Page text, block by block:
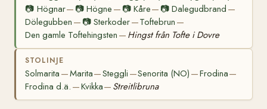
📷 Högnar— 📷Högne — 📷 Kåre— 📷 Dalegudbrand —
Dölegubben — 📷Sterkoder—Toftebrun —
Den gamle Toftehingsten — Hingst från Tofte i Dovre
STOLINJE
Solmarita —Marita—Steggli —Senorita (NO) —Frodina—
Frodina d.ä. —Kvikka— Streitlibruna